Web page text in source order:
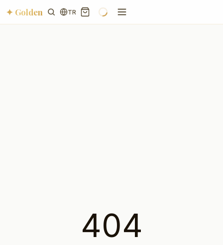
✦ Golden TR
404